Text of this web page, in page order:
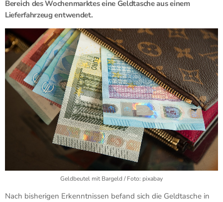
Bereich des Wochenmarktes eine Geldtasche aus einem
Lieferfahrzeug entwendet.
Geldbeutel mit Bargeld / Foto: pixabay
Nach bisherigen Erkenntnissen befand sich die Geldtasche in